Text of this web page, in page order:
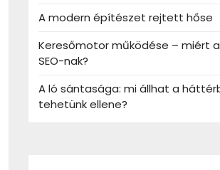
A modern építészet rejtett hőse
Keresőmotor működése – miért
SEO-nak?
A ló sántasága: mi állhat a
tehetünk ellene?